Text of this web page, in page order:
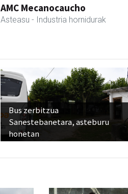
AMC Mecanocaucho
Asteasu - Industria hornidurak
Bus zerbitzua
Sanestebanetara, asteburu
honetan